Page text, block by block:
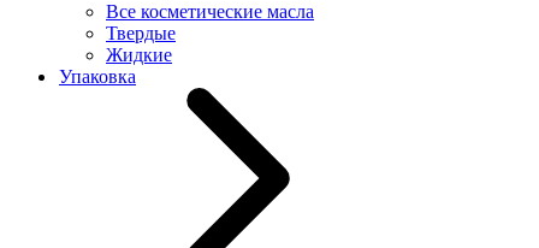
Все косметические масла
Твердые
Жидкие
Упаковка